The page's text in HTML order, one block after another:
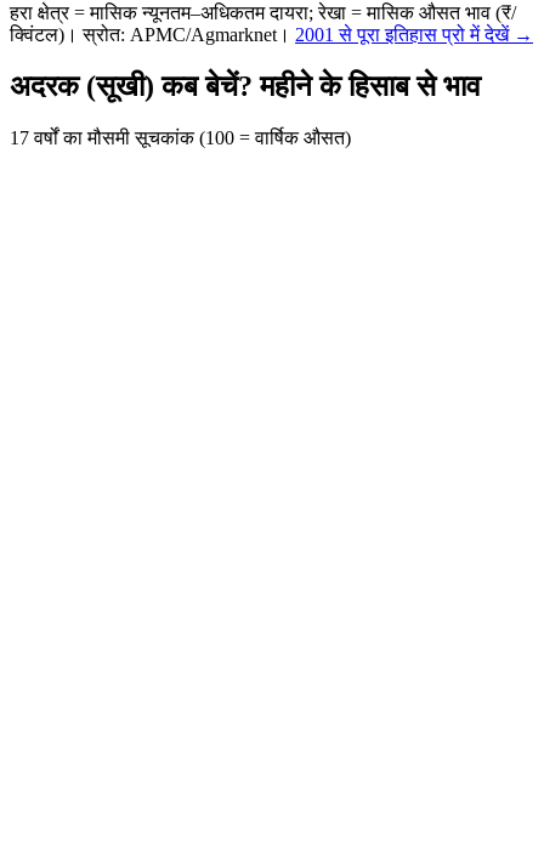
हरा क्षेत्र = मासिक न्यूनतम–अधिकतम दायरा; रेखा = मासिक औसत भाव (₹/
क्विंटल)। स्रोत: APMC/Agmarknet। 2001 से पूरा इतिहास प्रो में देखें →
अदरक (सूखी) कब बेचें? महीने के हिसाब से भाव
17 वर्षों का मौसमी सूचकांक (100 = वार्षिक औसत)